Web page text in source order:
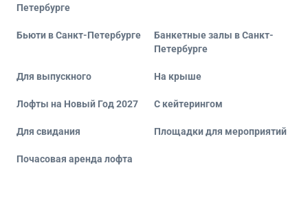
Петербурге
Бьюти в Санкт-Петербурге
Банкетные залы в Санкт-
Петербурге
Для выпускного На крыше
Лофты на Новый Год 2027 С кейтерингом
Для свидания Площадки для мероприятий
Почасовая аренда лофта